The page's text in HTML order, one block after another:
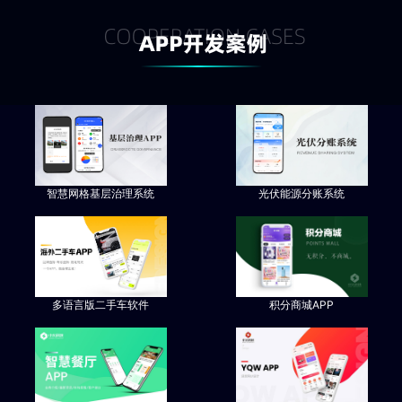
智慧网格基层治理系统 光伏能源分账系统
多语言版二手车软件 积分商城APP